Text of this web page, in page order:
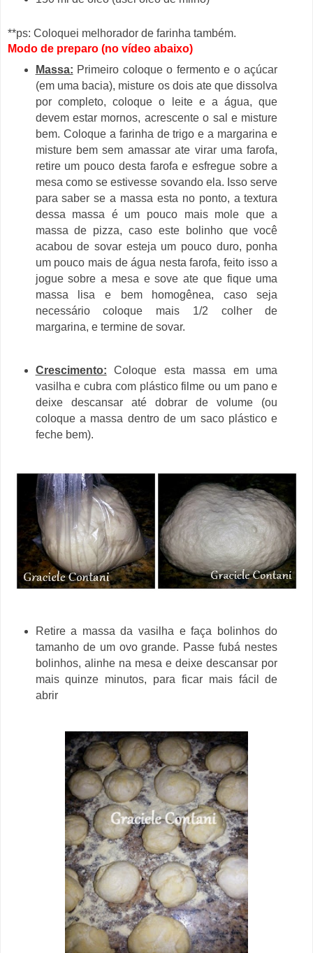
**ps: Coloquei melhorador de farinha também.
Modo de preparo (no vídeo abaixo)
Massa: Primeiro coloque o fermento e o açúcar
(em uma bacia), misture os dois ate que dissolva
por completo, coloque o leite e a água, que
devem estar mornos, acrescente o sal e misture
bem. Coloque a farinha de trigo e a margarina e
misture bem sem amassar ate virar uma farofa,
retire um pouco desta farofa e esfregue sobre a
mesa como se estivesse sovando ela. Isso serve
para saber se a massa esta no ponto, a textura
dessa massa é um pouco mais mole que a
massa de pizza, caso este bolinho que você
acabou de sovar esteja um pouco duro, ponha
um pouco mais de água nesta farofa, feito isso a
jogue sobre a mesa e sove ate que fique uma
massa lisa e bem homogênea, caso seja
necessário coloque mais 1/2 colher de
margarina, e termine de sovar.
Crescimento: Coloque esta massa em uma
vasilha e cubra com plástico filme ou um pano e
deixe descansar até dobrar de volume (ou
coloque a massa dentro de um saco plástico e
feche bem).
Retire a massa da vasilha e faça bolinhos do
tamanho de um ovo grande. Passe fubá nestes
bolinhos, alinhe na mesa e deixe descansar por
mais quinze minutos, para ficar mais fácil de
abrir